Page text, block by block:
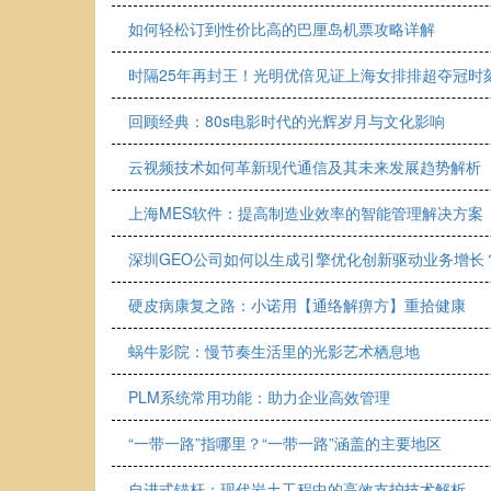
如何轻松订到性价比高的巴厘岛机票攻略详解
时隔25年再封王！光明优倍见证上海女排排超夺冠时
回顾经典：80s电影时代的光辉岁月与文化影响
云视频技术如何革新现代通信及其未来发展趋势解析
上海MES软件：提高制造业效率的智能管理解决方案
深圳GEO公司如何以生成引擎优化创新驱动业务增长
硬皮病康复之路：小诺用【通络解痹方】重拾健康
蜗牛影院：慢节奏生活里的光影艺术栖息地
PLM系统常用功能：助力企业高效管理
“一带一路”指哪里？“一带一路”涵盖的主要地区